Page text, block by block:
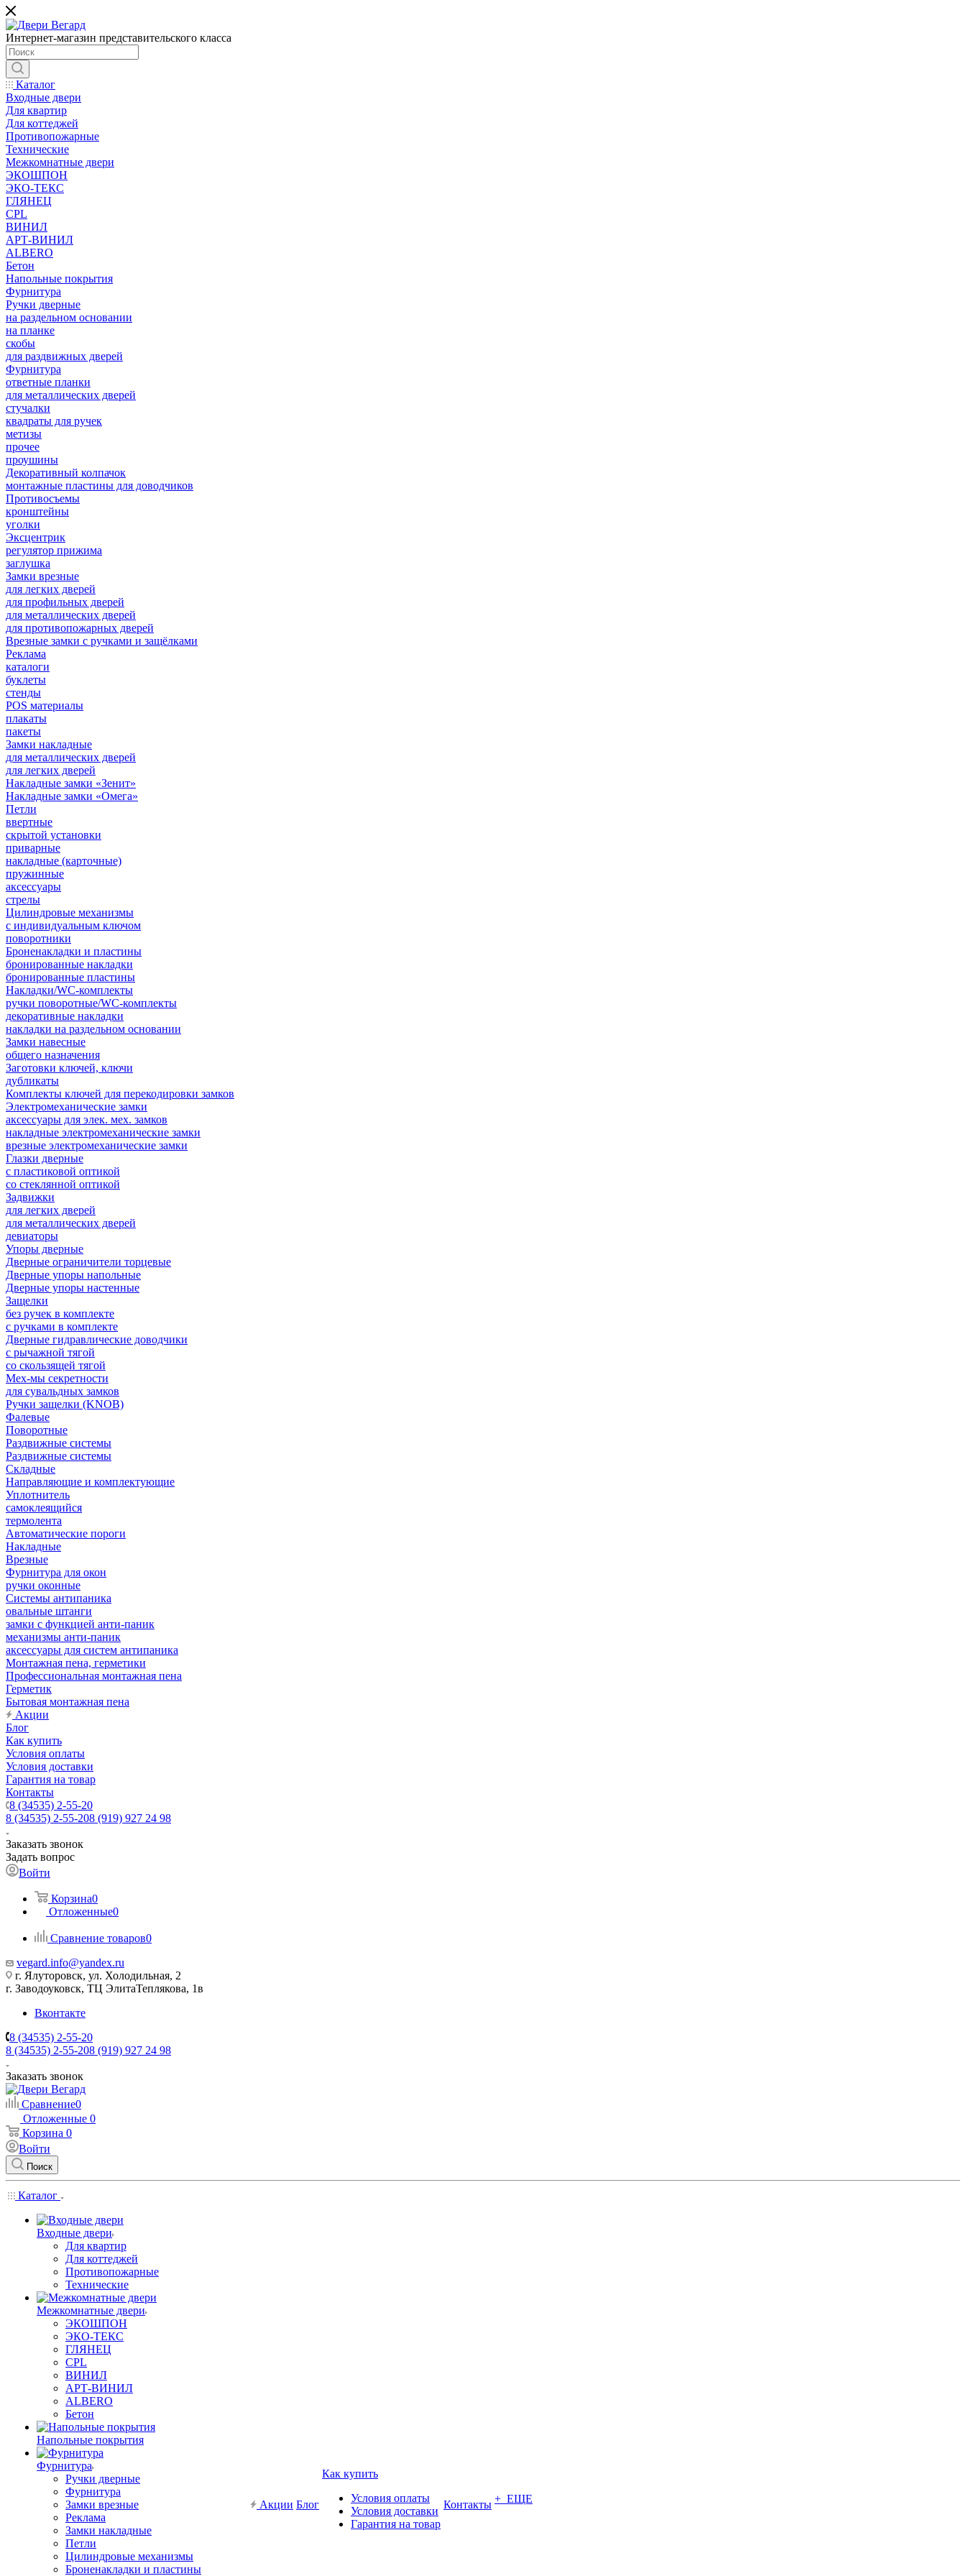
Интернет-магазин представительского класса
Каталог
Входные двери
Для квартир
Для коттеджей
Противопожарные
Технические
Межкомнатные двери
ЭКОШПОН
ЭКО-ТЕКС
ГЛЯНЕЦ
CPL
ВИНИЛ
АРТ-ВИНИЛ
ALBERO
Бетон
Напольные покрытия
Фурнитура
Ручки дверные
на раздельном основании
на планке
скобы
для раздвижных дверей
Фурнитура
ответные планки
для металлических дверей
стучалки
квадраты для ручек
метизы
прочее
проушины
Декоративный колпачок
монтажные пластины для доводчиков
Противосъемы
кронштейны
уголки
Эксцентрик
регулятор прижима
заглушка
Замки врезные
для легких дверей
для профильных дверей
для металлических дверей
для противопожарных дверей
Врезные замки с ручками и защёлками
Реклама
каталоги
буклеты
стенды
POS материалы
плакаты
пакеты
Замки накладные
для металлических дверей
для легких дверей
Накладные замки «Зенит»
Накладные замки «Омега»
Петли
ввертные
скрытой установки
приварные
накладные (карточные)
пружинные
аксессуары
стрелы
Цилиндровые механизмы
с индивидуальным ключом
поворотники
Броненакладки и пластины
бронированные накладки
бронированные пластины
Накладки/WC-комплекты
ручки поворотные/WC-комплекты
декоративные накладки
накладки на раздельном основании
Замки навесные
общего назначения
Заготовки ключей, ключи
дубликаты
Комплекты ключей для перекодировки замков
Электромеханические замки
аксессуары для элек. мех. замков
накладные электромеханические замки
врезные электромеханические замки
Глазки дверные
с пластиковой оптикой
со стеклянной оптикой
Задвижки
для легких дверей
для металлических дверей
девиаторы
Упоры дверные
Дверные ограничители торцевые
Дверные упоры напольные
Дверные упоры настенные
Защелки
без ручек в комплекте
с ручками в комплекте
Дверные гидравлические доводчики
с рычажной тягой
со скользящей тягой
Мех-мы секретности
для сувальдных замков
Ручки защелки (KNOB)
Фалевые
Поворотные
Раздвижные системы
Раздвижные системы
Складные
Направляющие и комплектующие
Уплотнитель
самоклеящийся
термолента
Автоматические пороги
Накладные
Врезные
Фурнитура для окон
ручки оконные
Системы антипаника
овальные штанги
замки с функцией анти-паник
механизмы анти-паник
аксессуары для систем антипаника
Монтажная пена, герметики
Профессиональная монтажная пена
Герметик
Бытовая монтажная пена
Акции
Блог
Как купить
Условия оплаты
Условия доставки
Гарантия на товар
Контакты
8 (34535) 2-55-20
8 (34535) 2-55-208 (919) 927 24 98
Заказать звонок
Задать вопрос
Войти
Корзина0
Отложенные0
Сравнение товаров0
vegard.info@yandex.ru
г. Ялуторовск, ул. Холодильная, 2
г. Заводоуковск, ​ТЦ Элита​Теплякова, 1в
Вконтакте
8 (34535) 2-55-20
8 (34535) 2-55-208 (919) 927 24 98
Заказать звонок
Сравнение0
Отложенные 0
Корзина 0
Войти
Поиск
Каталог
Входные двери
Для квартир
Для коттеджей
Противопожарные
Технические
Межкомнатные двери
ЭКОШПОН
ЭКО-ТЕКС
ГЛЯНЕЦ
CPL
ВИНИЛ
АРТ-ВИНИЛ
ALBERO
Бетон
Напольные покрытия
Фурнитура
Ручки дверные
Фурнитура
Замки врезные
Реклама
Замки накладные
Петли
Цилиндровые механизмы
Броненакладки и пластины
Акции Блог
Как купить
Условия оплаты
Условия доставки
Гарантия на товар
Контакты + ЕЩЕ